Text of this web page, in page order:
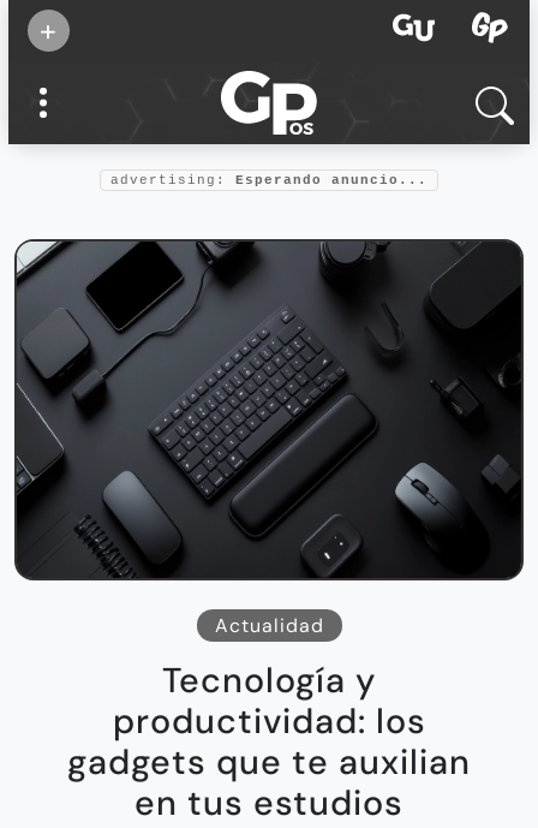
+
confianza
Foro salud
advertising: Esperando anuncio...
Actualidad
Tecnología y
productividad: los
gadgets que te auxilian
en tus estudios